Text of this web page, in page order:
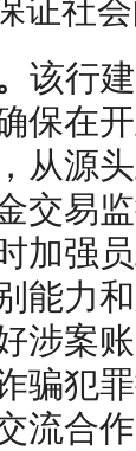
证社
该行
保在
从源
交易
加强
能力
涉案
骗犯
流合